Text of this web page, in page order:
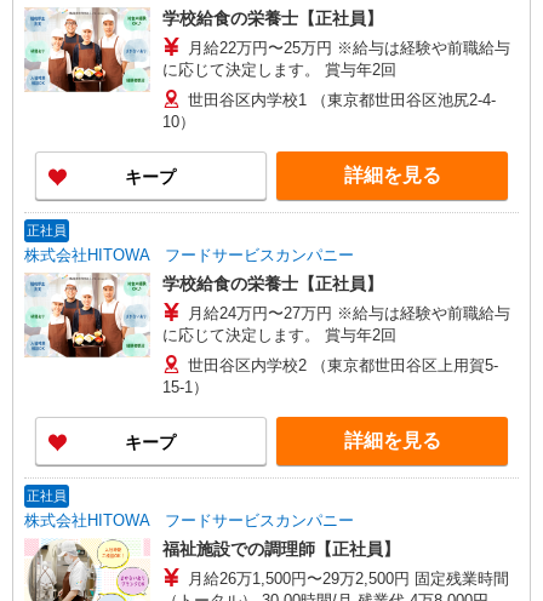
学校給食の栄養士【正社員】
月給22万円〜25万円 ※給与は経験や前職給与
に応じて決定します。 賞与年2回
世田谷区内学校1 （東京都世田谷区池尻2-4-
10）
キープ 詳細を見る
正社員
株式会社HITOWA フードサービスカンパニー
学校給食の栄養士【正社員】
月給24万円〜27万円 ※給与は経験や前職給与
に応じて決定します。 賞与年2回
世田谷区内学校2 （東京都世田谷区上用賀5-
15-1）
キープ 詳細を見る
正社員
株式会社HITOWA フードサービスカンパニー
福祉施設での調理師【正社員】
月給26万1,500円〜29万2,500円 固定残業時間